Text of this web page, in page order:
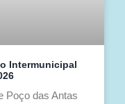
Intermunicipal
Poço das Antas